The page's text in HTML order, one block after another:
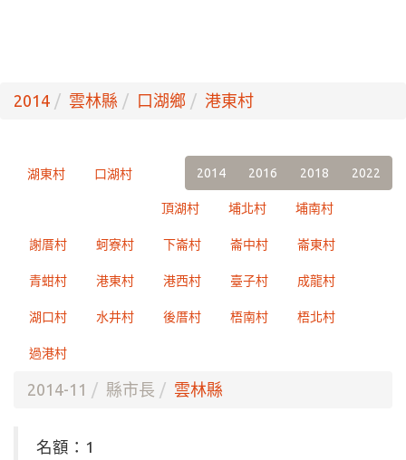
2014 雲林縣 口湖鄉 港東村
2014 2016 2018 2022
湖東村 口湖村
頂湖村 埔北村 埔南村
謝厝村 蚵寮村 下崙村 崙中村 崙東村
青蚶村 港東村 港西村 臺子村 成龍村
湖口村 水井村 後厝村 梧南村 梧北村
過港村
2014-11 縣市長 雲林縣
名額：1